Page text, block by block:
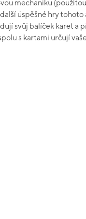
mechaniku
úspěšné hry tohoto
svůj balíček karet a
s kartami určují